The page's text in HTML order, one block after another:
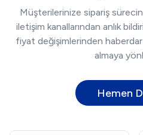
Müşterilerinize sipariş
iletişim kanallarından anlık
fiyat değişimlerinden haberdar
almaya
Hemen